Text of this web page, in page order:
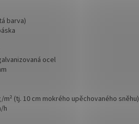
barva)
ocel
m² (tj. 10 cm mokrého upěchovaného sněhu)
h